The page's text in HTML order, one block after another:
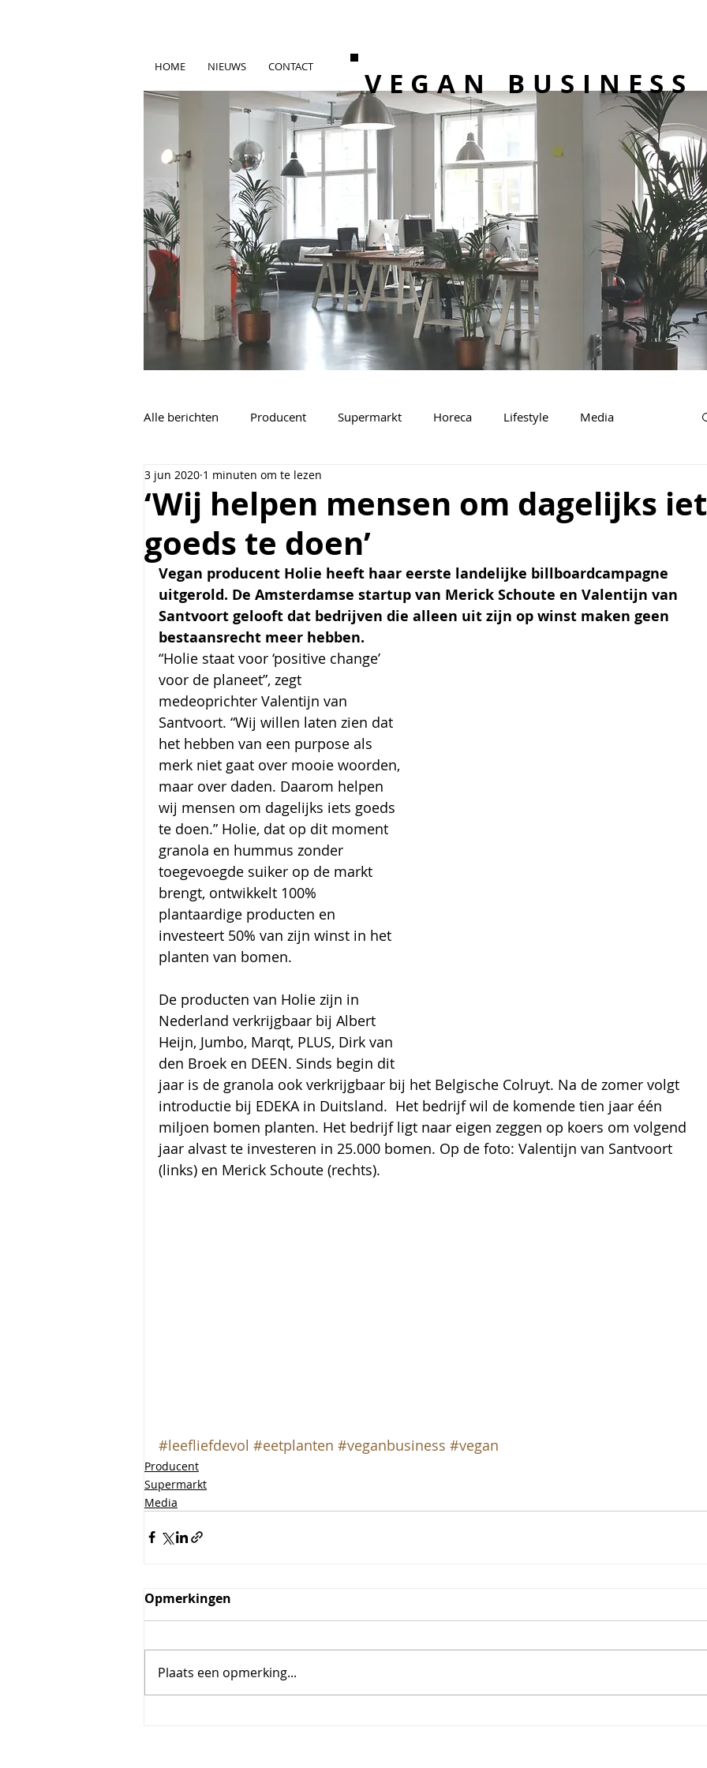
HOME NIEUWS CONTACT VEGAN BUSINESS
Alle berichten Producent Supermarkt Horeca Lifestyle Media
Vacatures Algemeen
‘Wij helpen mensen om dagelijks
goeds te doen’
3 jun 2020 1 minuten om te lezen
Vegan producent Holie heeft haar eerste landelijke billboardcampagne
uitgerold. De Amsterdamse startup van Merick Schoute en Valentijn van
Santvoort gelooft dat bedrijven die alleen uit zijn op winst maken geen
bestaansrecht meer hebben.
“Holie staat voor ‘positive change’
voor de planeet”, zegt
medeoprichter Valentijn van
Santvoort. “Wij willen laten zien dat
het hebben van een purpose als
merk niet gaat over mooie woorden,
maar over daden. Daarom helpen
wij mensen om dagelijks iets goeds
te doen.” Holie, dat op dit moment
granola en hummus zonder
toegevoegde suiker op de markt
brengt, ontwikkelt 100%
plantaardige producten en
investeert 50% van zijn winst in het
planten van bomen.
De producten van Holie zijn in
Nederland verkrijgbaar bij Albert
Heijn, Jumbo, Marqt, PLUS, Dirk van
den Broek en DEEN. Sinds begin dit
jaar is de granola ook verkrijgbaar bij het Belgische Colruyt. Na de zomer volgt
introductie bij EDEKA in Duitsland.  Het bedrijf wil de komende tien jaar één
miljoen bomen planten. Het bedrijf ligt naar eigen zeggen op koers om volgend
jaar alvast te investeren in 25.000 bomen. Op de foto: Valentijn van Santvoort
(links) en Merick Schoute (rechts).
#leefliefdevol #eetplanten #veganbusiness #vegan
Producent
Supermarkt
Media
Opmerkingen
Plaats een opmerking...